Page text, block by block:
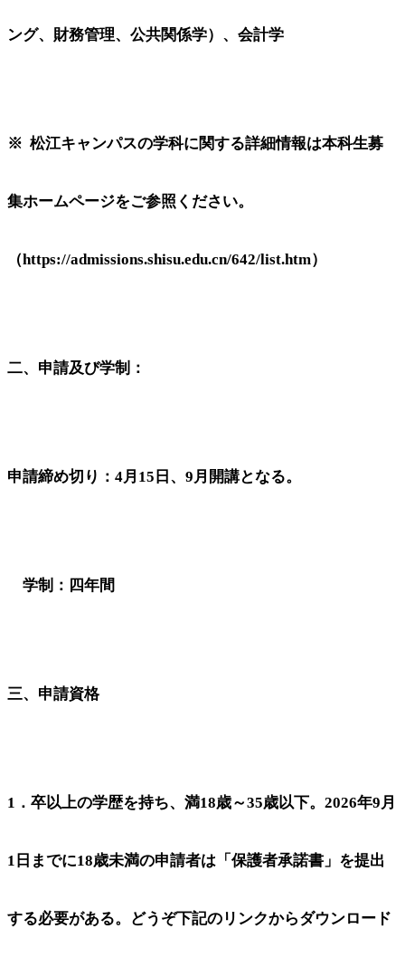
ング、財務管理、公共関係学）、会計学
※ 松江キャンパスの学科に関する詳細情報は本科生募
集ホームページをご参照ください。
（https://admissions.shisu.edu.cn/642/list.htm）
二、申請及び学制：
申請締め切り：4月15日、9月開講となる。
学制：四年間
三、申請資格
1．卒以上の学歴を持ち、満18歳～35歳以下。2026年9月
1日までに18歳未満の申請者は「保護者承諾書」を提出
する必要がある。どうぞ下記のリンクからダウンロード